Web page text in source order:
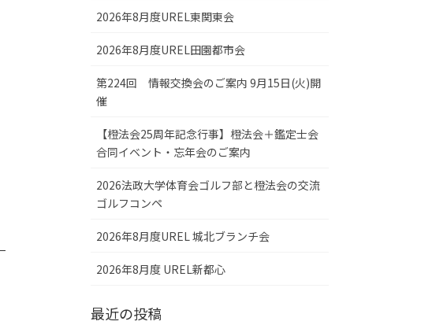
2026年8月度UREL東関東会
2026年8月度UREL田園都市会
第224回 情報交換会のご案内 9月15日(火)開
催
【橙法会25周年記念行事】橙法会＋鑑定士会
合同イベント・忘年会のご案内
2026法政大学体育会ゴルフ部と橙法会の交流
ゴルフコンペ
2026年8月度UREL 城北ブランチ会
2026年8月度 UREL新都心
最近の投稿